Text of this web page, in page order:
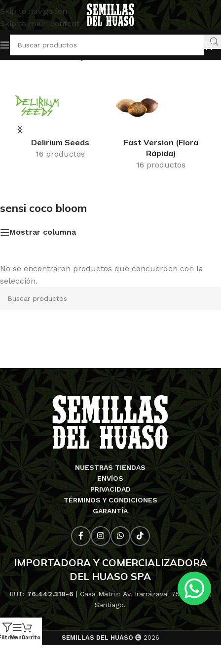
Skip to navigation
Skip to main content
Inicio/Productos etiquetados “sensi coco bloom”
Delirium Seeds
16 productos
Fast Version (Flora
Rápida)
16 productos
sensi coco bloom
Mostrar columna
No se encontraron productos que concuerden con la
selección.
NUESTRAS TIENDAS
ENVÍOS
PRIVACIDAD
TÉRMINOS Y CONDICIONES
GARANTÍA
IMPORTADORA Y COMERCIALIZADORA
DEL HUASO SPA
RUT:76.442.318-6 | Casa Matriz: Av. Irarrázaval 753, Ñuñoa,
Santiago.
SEMILLAS DEL HUASO 2026
MenúCarrito